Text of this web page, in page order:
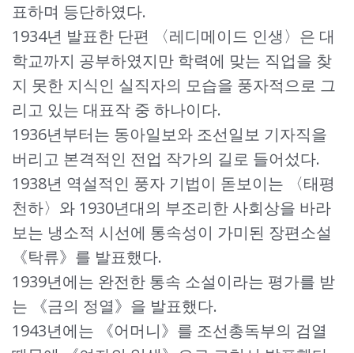
표하며 등단하였다.
1934년 발표한 단편 〈레디메이드 인생〉은 대
학교까지 공부하였지만 학력에 맞는 직업을 찾
지 못한 지식인 실직자의 모습을 풍자적으로 그
리고 있는 대표작 중 하나이다.
1936년부터는 동아일보와 조선일보 기자직을
버리고 본격적인 전업 작가의 길로 들어섰다.
1938년 역설적인 풍자 기법이 돋보이는 〈태평
천하〉와 1930년대의 부조리한 사회상을 바라
보는 냉소적 시선에 통속성이 가미된 장편소설
《탁류》를 발표했다.
1939년에는 완전한 통속 소설이라는 평가를 받
는 《금의 정열》을 발표했다.
1943년에는 《어머니》를 조선총독부의 검열